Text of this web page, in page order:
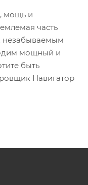
мощь и
часть
незабываемым
мощный и
быть
Навигатор